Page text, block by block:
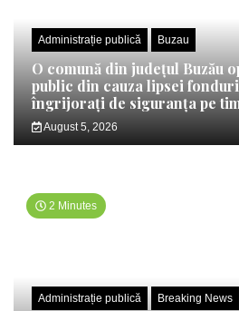
Administrație publică Buzau
O comună din județul Buzău
public din cauza lipsei
îngrijorați de siguranța pe
August 5, 2026
2 Minutes
Administrație publică Breaking News